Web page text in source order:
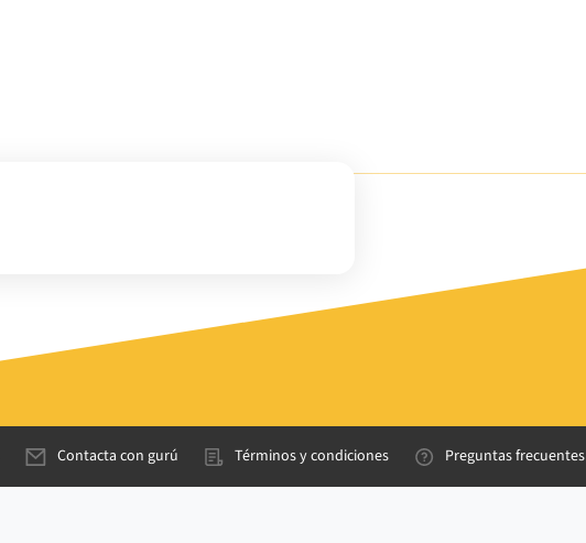
Contacta con gurú Términos y condiciones Preguntas frecuentes